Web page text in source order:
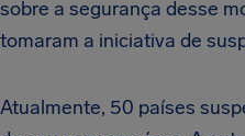
sobre a segurança desse
tomaram a iniciativa de
Atualmente, 50 países